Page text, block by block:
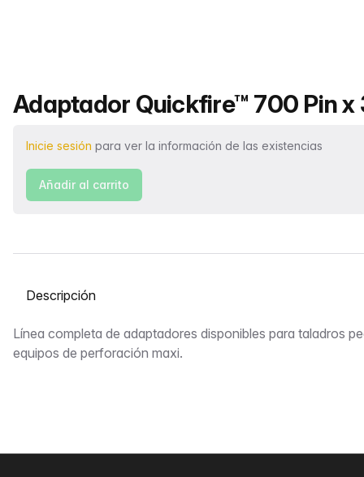
Nombre del producto
Adaptador Quickfire™ 700 Pin x
Inicie sesión para ver la información de las existencias
Añadir al carrito
Seleccione una pestaña
Descripción
Línea completa de adaptadores disponibles para taladros
equipos de perforación maxi.